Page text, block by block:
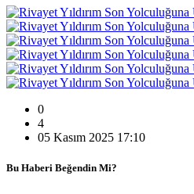
0
4
05 Kasım 2025 17:10
Bu Haberi Beğendin Mi?